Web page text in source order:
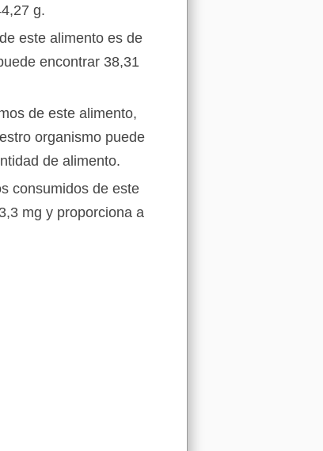
g.
este alimento es de
encontrar 38,31
de este alimento,
organismo puede
de alimento.
consumidos de este
mg y proporciona a